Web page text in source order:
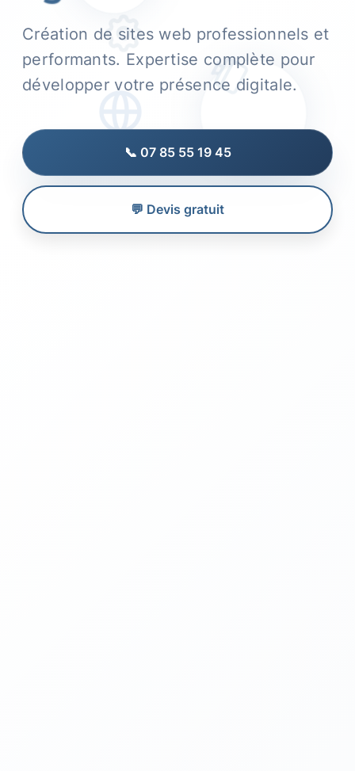
Création de sites web professionnels et
performants. Expertise complète pour
développer votre présence digitale.
📞 07 85 55 19 45
💬 Devis gratuit